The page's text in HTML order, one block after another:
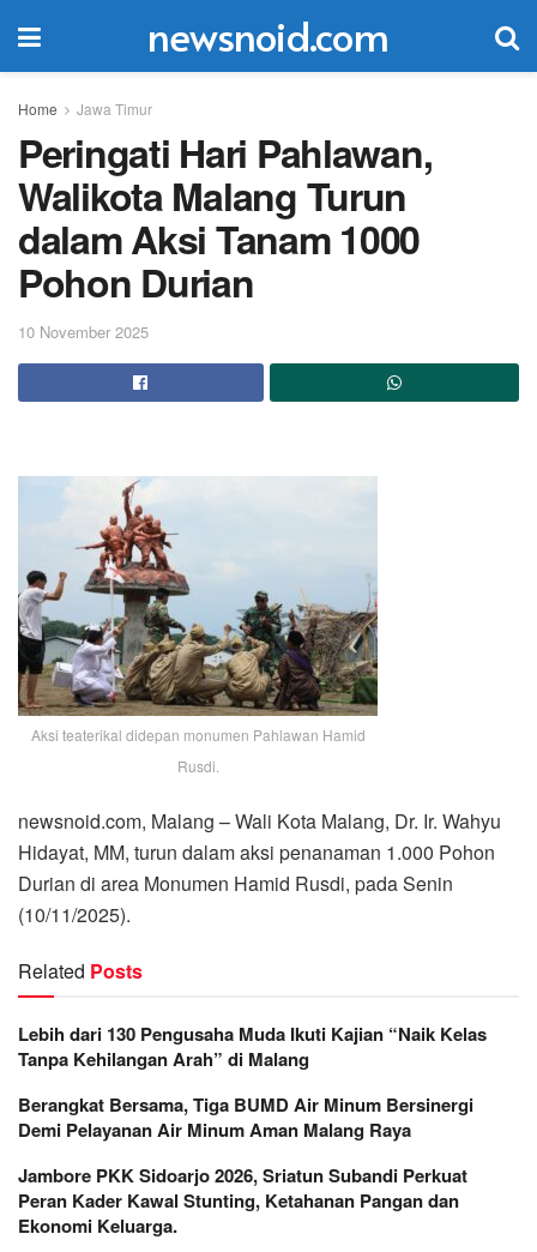
newsnoid.com
Home Jawa Timur
Peringati Hari Pahlawan,
Walikota Malang Turun
dalam Aksi Tanam 1000
Pohon Durian
10 November 2025
Aksi teaterikal didepan monumen Pahlawan Hamid
Rusdi.
newsnoid.com, Malang – Wali Kota Malang, Dr. Ir. Wahyu
Hidayat, MM, turun dalam aksi penanaman 1.000 Pohon
Durian di area Monumen Hamid Rusdi, pada Senin
(10/11/2025).
Related Posts
Lebih dari 130 Pengusaha Muda Ikuti Kajian “Naik Kelas
Tanpa Kehilangan Arah” di Malang
Berangkat Bersama, Tiga BUMD Air Minum Bersinergi
Demi Pelayanan Air Minum Aman Malang Raya
Jambore PKK Sidoarjo 2026, Sriatun Subandi Perkuat
Peran Kader Kawal Stunting, Ketahanan Pangan dan
Ekonomi Keluarga.